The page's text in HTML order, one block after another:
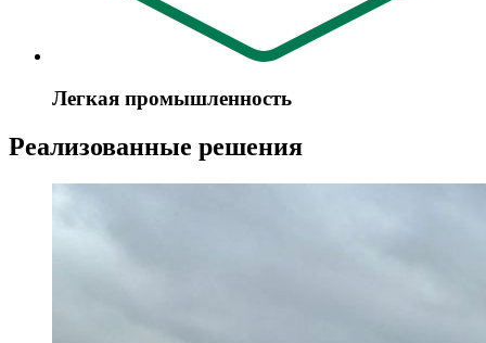
Легкая промышленность
Реализованные решения